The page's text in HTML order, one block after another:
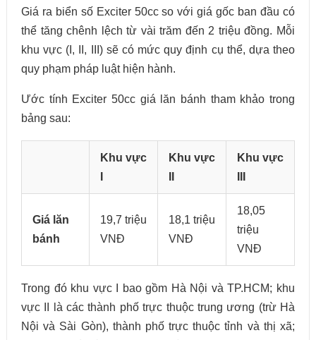
Giá ra biển số Exciter 50cc so với giá gốc ban đầu có
thể tăng chênh lệch từ vài trăm đến 2 triệu đồng. Mỗi
khu vực (I, II, III) sẽ có mức quy định cụ thể, dựa theo
quy phạm pháp luật hiện hành.
Ước tính Exciter 50cc giá lăn bánh tham khảo trong
bảng sau:
Khu vực
Khu vực
Khu vực
Giá lăn
bánh
19,7 triệu
VNĐ
18,1 triệu
VNĐ
18,05
triệu
VNĐ
Trong đó khu vực I bao gồm Hà Nội và TP.HCM; khu
vực II là các thành phố trực thuộc trung ương (trừ Hà
Nội và Sài Gòn), thành phố trực thuộc tỉnh và thị xã;